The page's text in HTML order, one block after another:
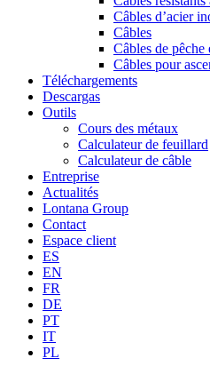
Câbles d’acier
Câbles
Câbles de pêche
Câbles pour
Téléchargements
Descargas
Outils
Cours des métaux
Calculateur de feuillard
Calculateur de câble
Entreprise
Actualités
Lontana Group
Contact
Espace client
ES
EN
FR
DE
PT
IT
PL